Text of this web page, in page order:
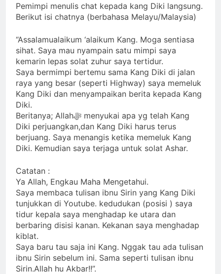
Pemimpi menulis chat kepada kang Diki langsung.
Berikut isi chatnya (berbahasa Melayu/Malaysia)
“Assalamualaikum ‘alaikum Kang. Moga sentiasa
sihat. Saya mau nyampain satu mimpi saya
kemarin lepas solat zuhur saya tertidur.
Saya bermimpi bertemu sama Kang Diki di jalan
raya yang besar (seperti Highway) saya memeluk
Kang Diki dan menyampaikan berita kepada Kang
Diki.
Beritanya; Allahﷻ menyukai apa yg telah Kang
Diki perjuangkan,dan Kang Diki harus terus
berjuang. Saya menangis ketika memeluk Kang
Diki. Kemudian saya terjaga untuk solat Ashar.
Catatan :
Ya Allah, Engkau Maha Mengetahui.
Saya membaca tulisan ibnu Sirin yang Kang Diki
tunjukkan di Youtube. kedudukan (posisi ) saya
tidur kepala saya menghadap ke utara dan
berbaring disisi kanan. Kekanan saya menghadap
kiblat.
Saya baru tau saja ini Kang. Nggak tau ada tulisan
ibnu Sirin sebelum ini. Sama seperti tulisan ibnu
Sirin.Allah hu Akbar!!”.